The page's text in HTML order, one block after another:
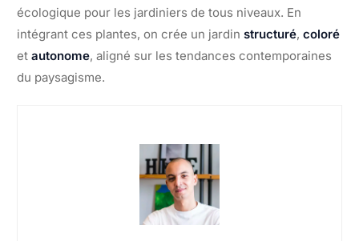
écologique pour les jardiniers de tous niveaux. En
intégrant ces plantes, on crée un jardin structuré, coloré
et autonome, aligné sur les tendances contemporaines
du paysagisme.